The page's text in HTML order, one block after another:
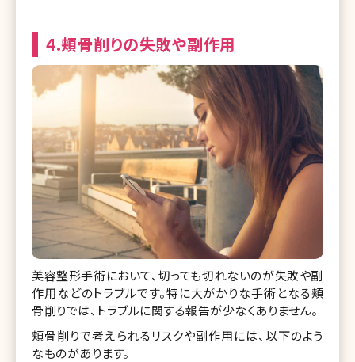
4.頬骨削りの失敗や副作用
美容整形手術において、切っても切れないのが失敗や副
作用などのトラブルです。特に大がかりな手術となる頬
骨削りでは、トラブルに関する報告が少なくありません。
頬骨削りで考えられるリスクや副作用には、以下のよう
なものがあります。